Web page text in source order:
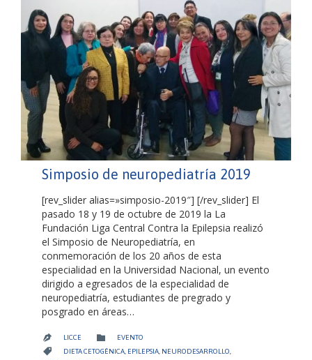
Simposio de neuropediatría 2019
[rev_slider alias=»simposio-2019″] [/rev_slider] El
pasado 18 y 19 de octubre de 2019 la La
Fundación Liga Central Contra la Epilepsia realizó
el Simposio de Neuropediatría, en
conmemoración de los 20 años de esta
especialidad en la Universidad Nacional, un evento
dirigido a egresados de la especialidad de
neuropediatría, estudiantes de pregrado y
posgrado en áreas…
 LICCE  CATEGORY
EVENTO
 CATEGORY
DIETA CETOGÉNICA EPILEPSIA NEURODESARROLLO